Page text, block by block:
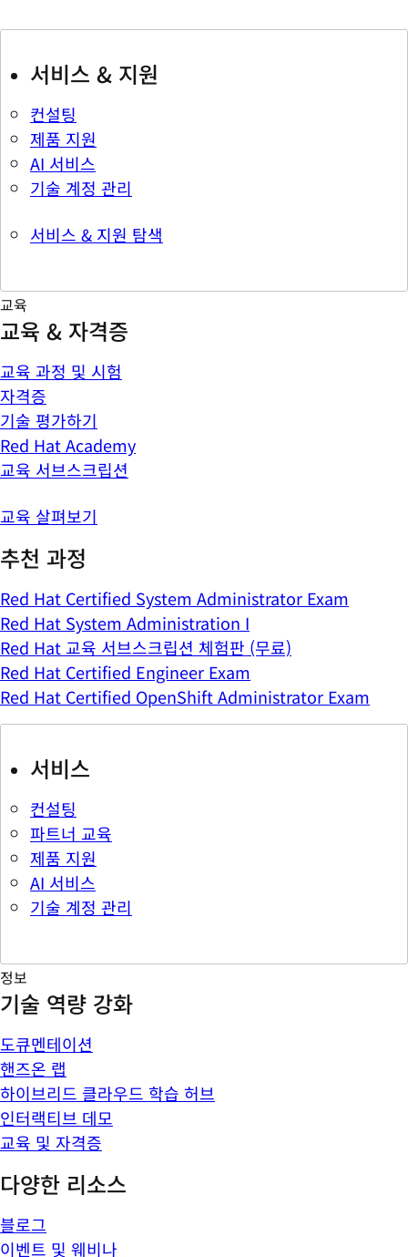
서비스 & 지원
컨설팅
제품 지원
AI 서비스
기술 계정 관리
서비스 & 지원 탐색
교육
교육 & 자격증
교육 과정 및 시험
자격증
기술 평가하기
Red Hat Academy
교육 서브스크립션
교육 살펴보기
추천 과정
Red Hat Certified System Administrator Exam
Red Hat System Administration I
Red Hat 교육 서브스크립션 체험판 (무료)
Red Hat Certified Engineer Exam
Red Hat Certified OpenShift Administrator Exam
서비스
컨설팅
파트너 교육
제품 지원
AI 서비스
기술 계정 관리
정보
기술 역량 강화
도큐멘테이션
핸즈온 랩
하이브리드 클라우드 학습 허브
인터랙티브 데모
교육 및 자격증
다양한 리소스
블로그
이벤트 및 웨비나